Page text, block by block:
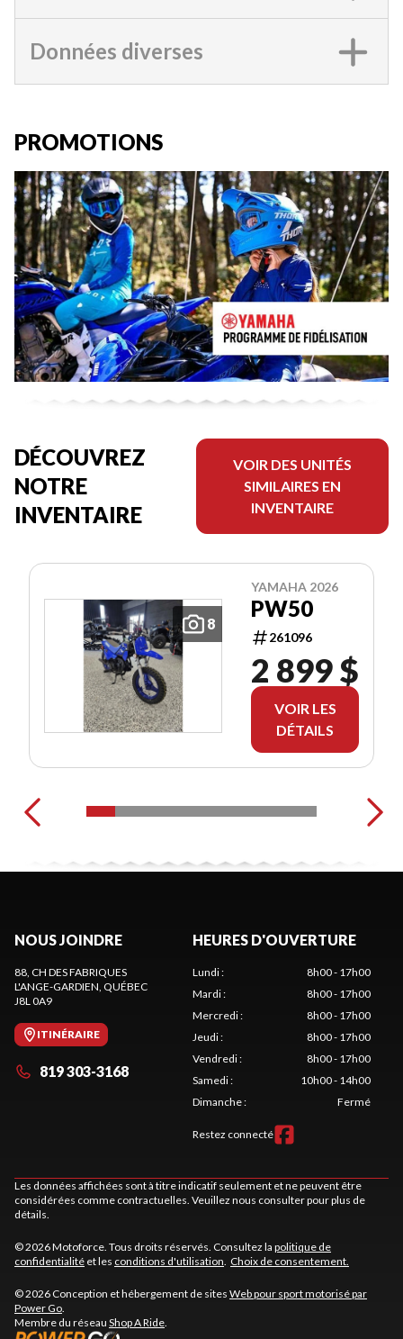
Données diverses
PROMOTIONS
DÉCOUVREZ
NOTRE
INVENTAIRE
VOIR DES UNITÉS
SIMILAIRES EN
INVENTAIRE
8
YAMAHA 2026
PW50
261096
2 899 $
VOIR LES
DÉTAILS
NOUS JOINDRE
88, CH DES FABRIQUES
L'ANGE-GARDIEN, QUÉBEC
J8L 0A9
ITINÉRAIRE
819 303-3168
HEURES D'OUVERTURE
Lundi:
8h00 - 17h00
Mardi:
8h00 - 17h00
Mercredi:
8h00 - 17h00
Jeudi:
8h00 - 17h00
Vendredi:
8h00 - 17h00
Samedi:
10h00 - 14h00
Dimanche: Fermé
Restez connecté
Les données affichées sont à titre indicatif seulement et ne peuvent être
considérées comme contractuelles. Veuillez nous consulter pour plus de
détails.
© 2026 Motoforce. Tous droits réservés. Consultez la politique de
confidentialité et les conditions d'utilisation. Choix de consentement.
© 2026 Conception et hébergement de sites Web pour sport motorisé par
Power Go.
Membre du réseau Shop A Ride.